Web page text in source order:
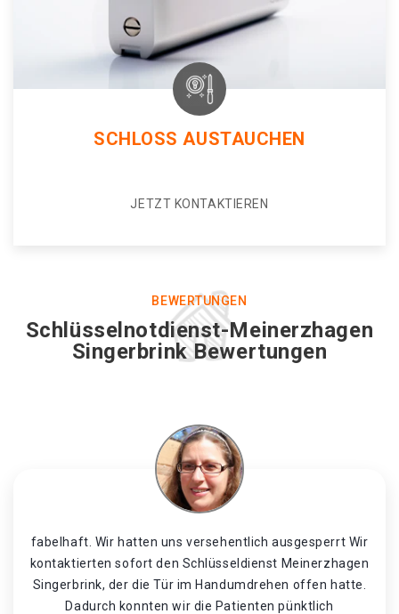
SCHLOSS AUSTAUCHEN
JETZT KONTAKTIEREN
BEWERTUNGEN
Schlüsselnotdienst-Meinerzhagen
Singerbrink Bewertungen
fabelhaft. Wir hatten uns versehentlich ausgesperrt Wir
kontaktierten sofort den Schlüsseldienst Meinerzhagen
Singerbrink, der die Tür im Handumdrehen offen hatte.
Dadurch konnten wir die Patienten pünktlich